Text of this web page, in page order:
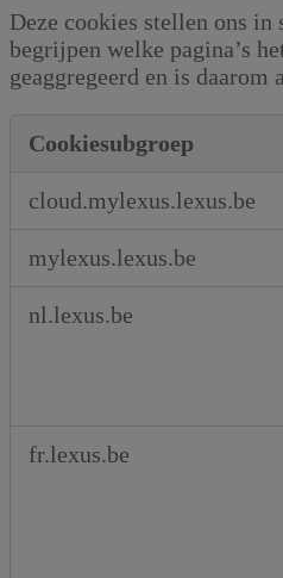
Deze cookies stellen ons in
begrijpen welke pagina’s
geaggregeerd en is
Prestatiecookies
Cookiesubgroep
cloud.mylexus.lexus.be
mylexus.lexus.be
nl.lexus.be
fr.lexus.be